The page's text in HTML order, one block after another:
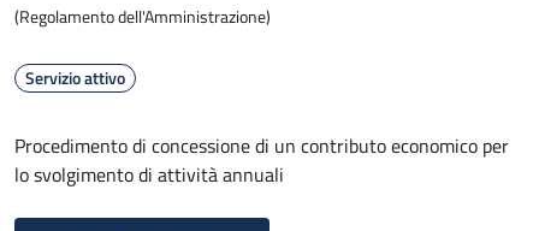
(Regolamento dell'Amministrazione)
Servizio attivo
Procedimento di concessione di un contributo economico per
lo svolgimento di attività annuali